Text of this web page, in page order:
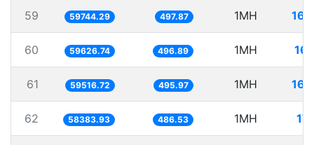
59 59744.29 497.87 1MH
60 59626.74 496.89 1MH
61 59516.72 495.97 1MH
62 58383.93 486.53 1MH